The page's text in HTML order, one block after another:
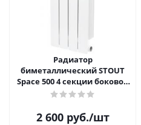
Радиатор
биметаллический STOUT
Space 500 4 секции боковое
подключение SRB-0310-
2 600руб./шт